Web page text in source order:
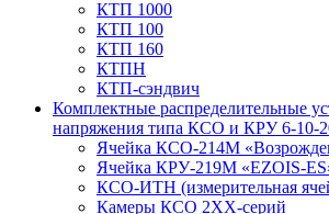
КТП 1000
КТП 100
КТП 160
КТПН
КТП-сэндвич
Комплектные распределительные
напряжения типа КСО и КРУ 6-10-
Ячейка КСО-214М
Ячейка КРУ-219М «EZOIS-
КСО-ИТН (измерительная
Камеры КСО 2ХХ-серий